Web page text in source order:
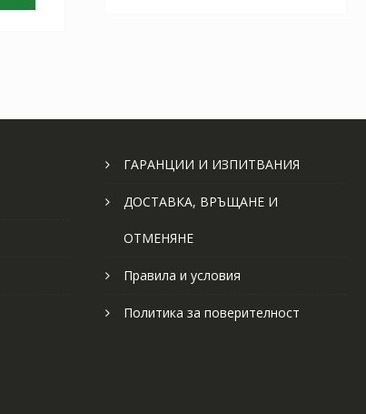
ГАРАНЦИИ И ИЗПИТВАНИЯ
ДОСТАВКА, ВРЪЩАНЕ И
ОТМЕНЯНЕ
Правила и условия
Политика за поверителност